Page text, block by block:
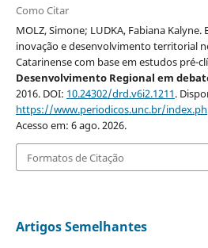
Como Citar
MOLZ, Simone; LUDKA, Fabiana
inovação e desenvolvimento territorial
Catarinense com base em estudos pré-
Desenvolvimento Regional em
2016. DOI: 10.24302/drd.v6i2.1211.
https://www.periodicos.unc.br/
Acesso em: 6 ago. 2026.
Formatos de Citação
Artigos Semelhantes